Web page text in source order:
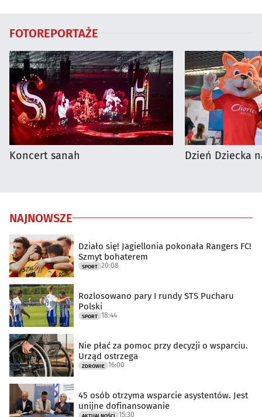
FOTOREPORTAŻE
Koncert sanah Dzień Dziecka
NAJNOWSZE
Działo się! Jagiellonia pokonała Rangers FC!
Szmyt bohaterem
SPORT 20:08
Rozlosowano pary I rundy STS Pucharu
Polski
SPORT 18:44
Nie płać za pomoc przy decyzji o wsparciu.
Urząd ostrzega
ZDROWIE 16:00
45 osób otrzyma wsparcie asystentów. Jest
unijne dofinansowanie
15:30